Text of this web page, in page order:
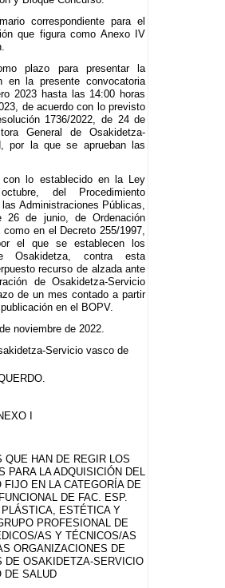
correspondiente para el
que figura como Anexo IV
plazo para presentar la
en la presente convocatoria
2023 hasta las 14:00 horas
de acuerdo con lo previsto
1736/2022, de 24 de
General de Osakidetza-
por la que se aprueban las
con lo establecido en la Ley
del Procedimiento
Administraciones Públicas,
de junio, de Ordenación
en el Decreto 255/1997,
el que se establecen los
Osakidetza, contra esta
recurso de alzada ante
de Osakidetza-Servicio
de un mes contado a partir
en el BOPV.
noviembre de 2022.
Servicio vasco de
I
QUE HAN DE REGIR LOS
PARA LA ADQUISICIÓN DEL
FIJO EN LA CATEGORÍA DE
DE FAC. ESP.
ESTÉTICA Y
PROFESIONAL DE
AS Y TÉCNICOS/AS
ORGANIZACIONES DE
DE OSAKIDETZA-SERVICIO
DE SALUD